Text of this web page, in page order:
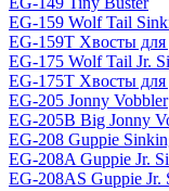
EG-159 Wolf Tail
EG-159T Хвосты
EG-175 Wolf Tail Jr.
EG-175T Хвосты для
EG-205 Jonny Vobbler
EG-205B Big Jonny
EG-208 Guppie
EG-208A Guppie Jr.
EG-208AS Guppie Jr.